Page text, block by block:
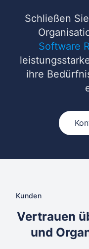
Schließen
Software
ihre
Kunden
Vertrauen
und